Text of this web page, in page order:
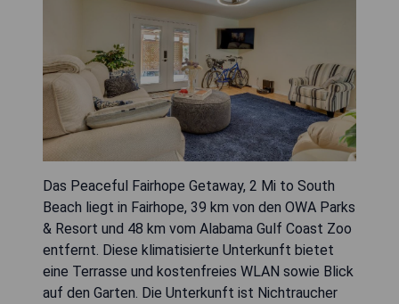
Das Peaceful Fairhope Getaway, 2 Mi to South
Beach liegt in Fairhope, 39 km von den OWA Parks
& Resort und 48 km vom Alabama Gulf Coast Zoo
entfernt. Diese klimatisierte Unterkunft bietet
eine Terrasse und kostenfreies WLAN sowie Blick
auf den Garten. Die Unterkunft ist Nichtraucher